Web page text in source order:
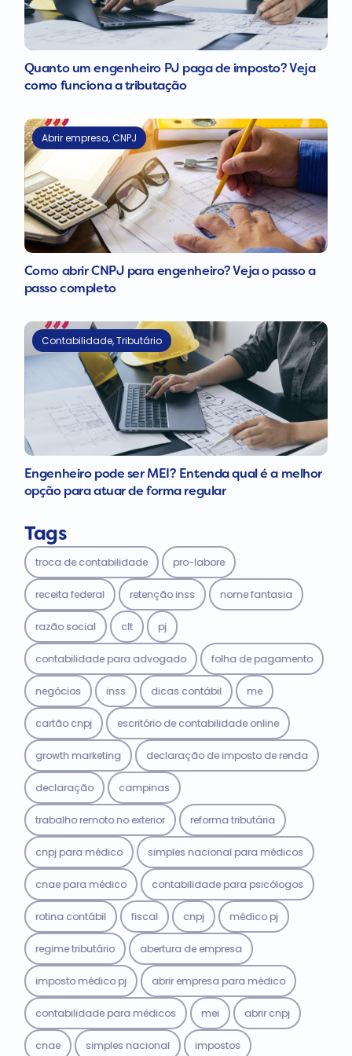
Quanto um engenheiro PJ paga de imposto? Veja
como funciona a tributação
Abrir empresa,CNPJ
Como abrir CNPJ para engenheiro? Veja o passo a
passo completo
Contabilidade,Tributário
Engenheiro pode ser MEI? Entenda qual é a melhor
opção para atuar de forma regular
Tags
troca de contabilidade pro-labore
receita federal retenção inss nome fantasia
razão social clt pj
contabilidade para advogado folha de pagamento
negócios inss dicas contábil me
cartão cnpj escritório de contabilidade online
growth marketing declaração de imposto de renda
declaração campinas
trabalho remoto no exterior reforma tributária
cnpj para médico simples nacional para médicos
cnae para médico contabilidade para psicólogos
rotina contábil fiscal cnpj médico pj
regime tributário abertura de empresa
imposto médico pj abrir empresa para médico
contabilidade para médicos mei abrir cnpj
cnae simples nacional impostos